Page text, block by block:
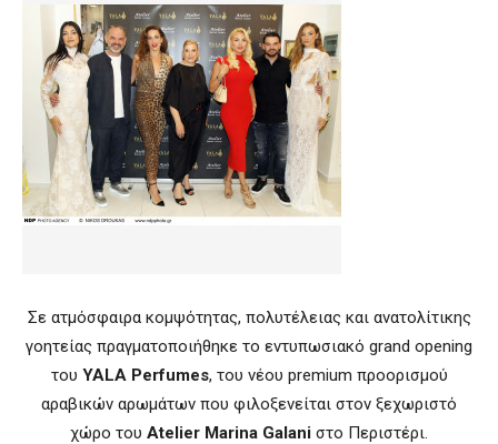
Σε ατμόσφαιρα κομψότητας, πολυτέλειας και ανατολίτικης
γοητείας πραγματοποιήθηκε το εντυπωσιακό grand opening
του YALA Perfumes, του νέου premium προορισμού
αραβικών αρωμάτων που φιλοξενείται στον ξεχωριστό
χώρο του Atelier Marina Galani στο Περιστέρι.